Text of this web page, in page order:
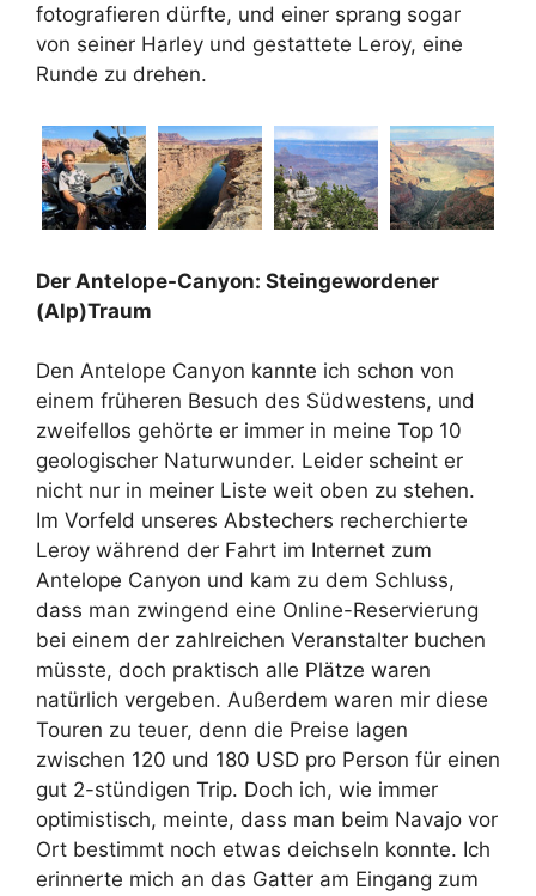
fotografieren dürfte, und einer sprang sogar
von seiner Harley und gestattete Leroy, eine
Runde zu drehen.
Der Antelope-Canyon: Steingewordener
(Alp)Traum
Den Antelope Canyon kannte ich schon von
einem früheren Besuch des Südwestens, und
zweifellos gehörte er immer in meine Top 10
geologischer Naturwunder. Leider scheint er
nicht nur in meiner Liste weit oben zu stehen.
Im Vorfeld unseres Abstechers recherchierte
Leroy während der Fahrt im Internet zum
Antelope Canyon und kam zu dem Schluss,
dass man zwingend eine Online-Reservierung
bei einem der zahlreichen Veranstalter buchen
müsste, doch praktisch alle Plätze waren
natürlich vergeben. Außerdem waren mir diese
Touren zu teuer, denn die Preise lagen
zwischen 120 und 180 USD pro Person für einen
gut 2-stündigen Trip. Doch ich, wie immer
optimistisch, meinte, dass man beim Navajo vor
Ort bestimmt noch etwas deichseln konnte. Ich
erinnerte mich an das Gatter am Eingang zum